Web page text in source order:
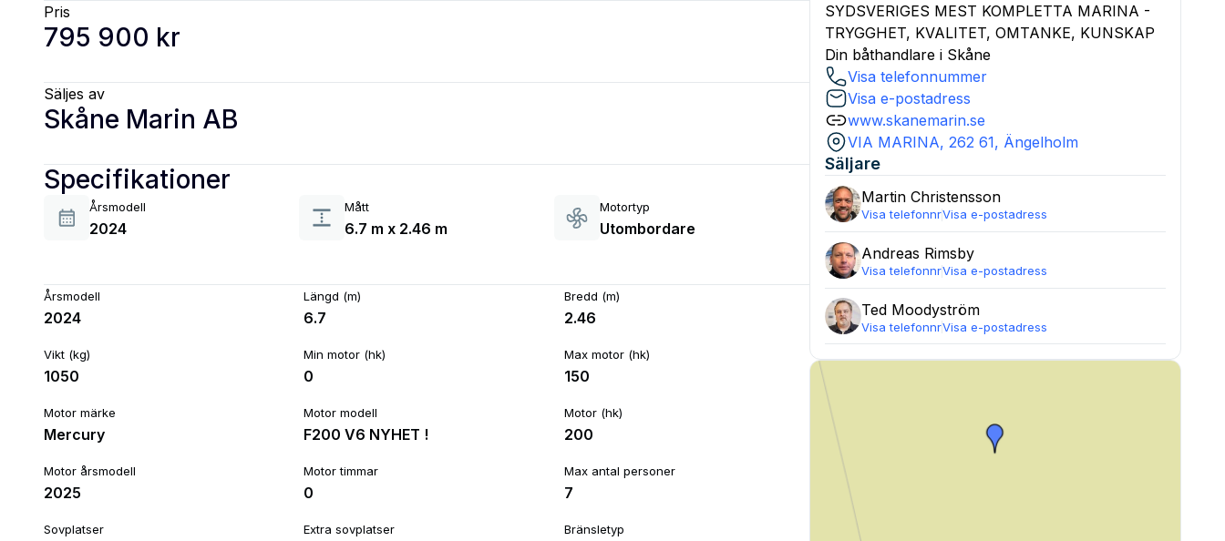
Pris
795 900 kr
Säljes av
Skåne Marin AB
Specifikationer
Årsmodell
2024
Mått
6.7 m x 2.46 m
Motortyp
Utombordare
Årsmodell
2024
Längd (m)
6.7
Bredd (m)
2.46
Vikt (kg)
1050
Min motor (hk)
0
Max motor (hk)
150
Motor märke
Mercury
Motor modell
F200 V6 NYHET !
Motor (hk)
200
Motor årsmodell
2025
Motor timmar
0
Max antal personer
7
Sovplatser Extra sovplatser Bränsletyp
SYDSVERIGES MEST KOMPLETTA MARINA -
TRYGGHET, KVALITET, OMTANKE, KUNSKAP
Din båthandlare i Skåne
Visa telefonnummer
Visa e-postadress
www.skanemarin.se
VIA MARINA, 262 61, Ängelholm
Säljare
Martin Christensson
Visa telefonnrVisa e-postadress
Andreas Rimsby
Visa telefonnrVisa e-postadress
Ted Moodyström
Visa telefonnrVisa e-postadress